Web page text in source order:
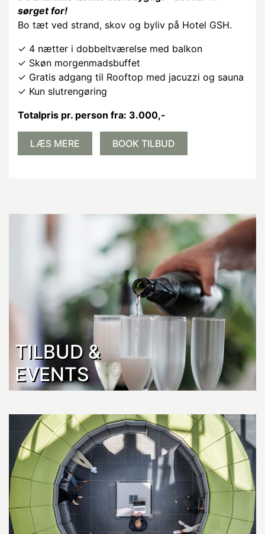
sørget for!
Bo tæt ved strand, skov og byliv på Hotel GSH.
✓ 4 nætter i dobbeltværelse med balkon
✓ Skøn morgenmadsbuffet
✓ Gratis adgang til Rooftop med jacuzzi og sauna
✓ Kun slutrengøring
Totalpris pr. person fra: 3.000,-
LÆS MERE BOOK TILBUD
TILBUD &
EVENTS